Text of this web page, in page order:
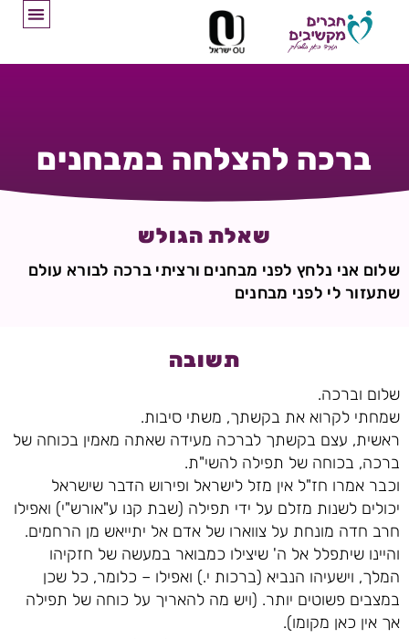
ברכה להצלחה במבחנים
שאלת הגולש
שלום אני נלחץ לפני מבחנים ורציתי ברכה לבורא עולם
שתעזור לי לפני מבחנים
תשובה
שלום וברכה.
שמחתי לקרוא את בקשתך, משתי סיבות.
ראשית, עצם בקשתך לברכה מעידה שאתה מאמין בכוחה של
ברכה, בכוחה של תפילה להשי"ת.
וכבר אמרו חז"ל אין מזל לישראל ופירוש הדבר שישראל
יכולים לשנות מזלם על ידי תפילה (שבת קנו ע"אורש"י) ואפילו
חרב חדה מונחת על צווארו של אדם אל יתייאש מן הרחמים.
והיינו שיתפלל אל ה' שיצילו כמבואר במעשה של חזקיהו
המלך, וישעיהו הנביא (ברכות י.) ואפילו – כלומר, כל שכן
במצבים פשוטים יותר. (ויש מה להאריך על כוחה של תפילה
אך אין כאן מקומו).